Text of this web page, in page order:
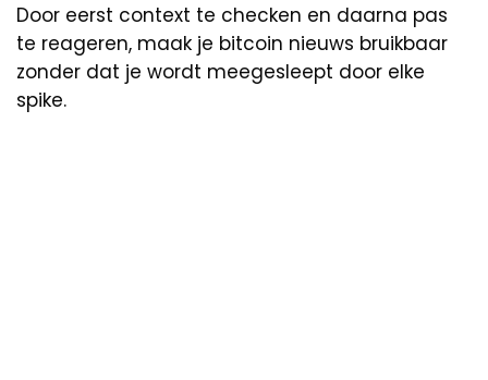
Door eerst context te checken en daarna pas
te reageren, maak je bitcoin nieuws bruikbaar
zonder dat je wordt meegesleept door elke
spike.